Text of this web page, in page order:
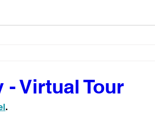
- Virtual Tour
.